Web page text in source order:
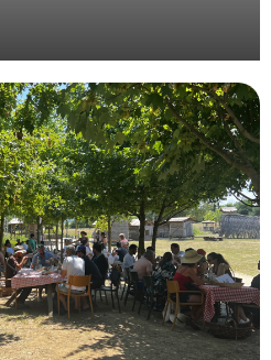
pour le laboratoire
à Paris